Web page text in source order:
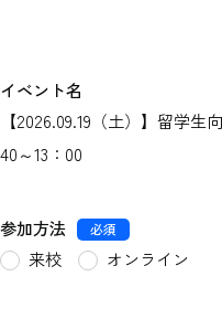
イベント名
【2026.09.19（土） 】 留学生
40～13：00
参加方法 必須
来校 オンライン